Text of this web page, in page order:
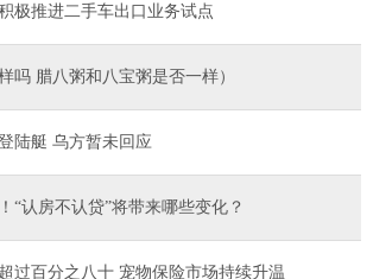
极推进二手车出口业务试点
吗 腊八粥和八宝粥是否一样）
陆艇 乌方暂未回应
“认房不认贷”将带来哪些变化？
过百分之八十 宠物保险市场持续升温